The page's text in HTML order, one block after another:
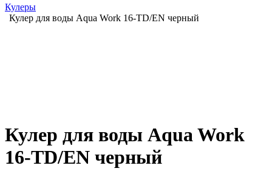
Кулеры
Кулер для воды Aqua Work 16-TD/EN черный
Кулер для воды Aqua Work
16-TD/EN черный